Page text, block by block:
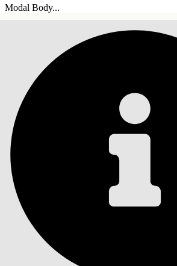
Modal Body...
INHOUDSOPGAVE